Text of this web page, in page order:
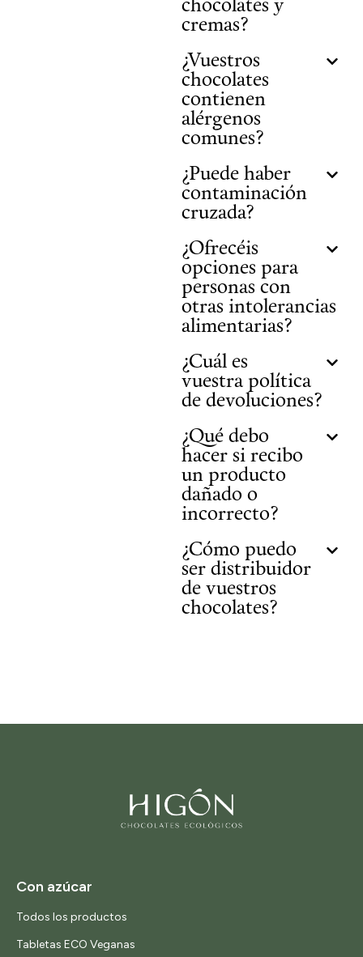
chocolates y
cremas?
¿Vuestros
chocolates
contienen
alérgenos
comunes?
¿Puede haber
contaminación
cruzada?
¿Ofrecéis
opciones para
personas con
otras intolerancias
alimentarias?
¿Cuál es
vuestra política
de devoluciones?
¿Qué debo
hacer si recibo
un producto
dañado o
incorrecto?
¿Cómo puedo
ser distribuidor
de vuestros
chocolates?
Con azúcar
Todos los productos
Tabletas ECO Veganas